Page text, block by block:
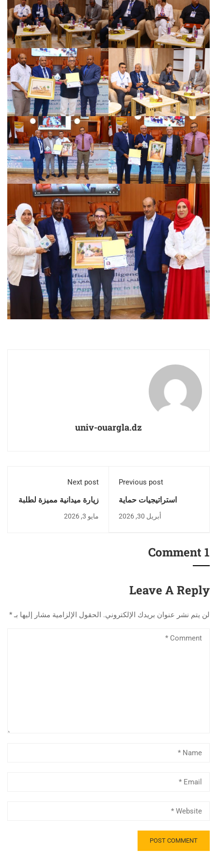
univ-ouargla.dz
Previous post
استراتيجيات حماية
الخصوصية وحوكمة أمن
البيانات في ظل التحول
الاصطناعي
أبريل 30, 2026
Next post
زيارة ميدانية مميزة لطلبة
الجامعة إلى شركة "ستار
للطيران" بمطار حاسي
مايو 3, 2026
1 Comment
Leave A Reply
لن يتم نشر عنوان بريدك الإلكتروني. الحقول الإلزامية مشار إليها بـ *